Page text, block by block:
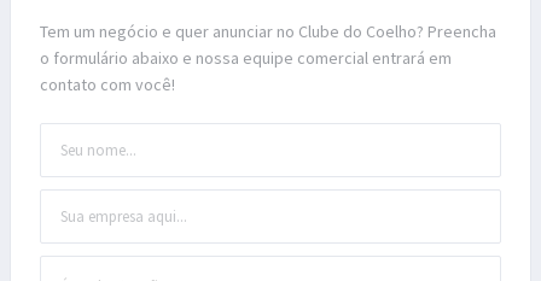
Tem um negócio e quer anunciar no Clube do Coelho? Preencha
o formulário abaixo e nossa equipe comercial entrará em
contato com você!